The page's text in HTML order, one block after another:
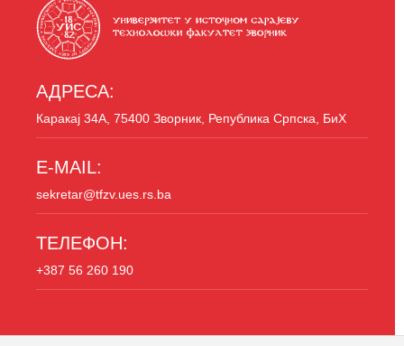
АДРЕСА:
Каракај 34A, 75400 Зворник, Република Српска, БиХ
E-MAIL:
sekretar@tfzv.ues.rs.ba
ТЕЛЕФОН:
+387 56 260 190